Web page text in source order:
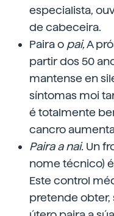
especialista,
de cabeceira.
Paira o pai,A
partir dos 50
mantense en
síntomas moi
é totalmente
cancro
Paira a nai. Un
nome técnico)
Este control
pretende obter,